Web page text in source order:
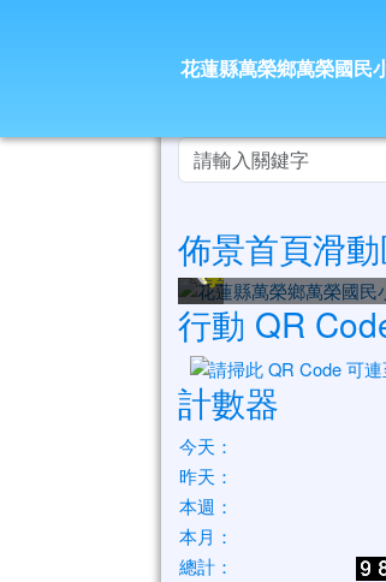
花蓮縣萬榮鄉萬
花蓮縣萬榮鄉萬榮國民
左邊區域內
佈景首頁滑
花蓮縣萬榮鄉萬榮
學
花蓮縣萬榮鄉萬榮
學
花蓮縣萬榮鄉萬榮
學
花蓮縣萬榮鄉萬榮
學
花蓮縣萬榮鄉萬榮
學
花蓮縣萬榮鄉萬榮
學
行動 QR
計數器
今天：
昨天：
本週：
本月：
總計：
頁尾區域